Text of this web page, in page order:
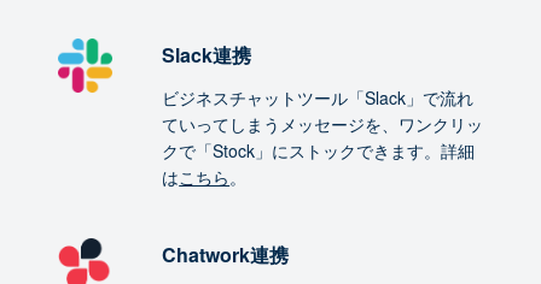
Slack連携
ビジネスチャットツール「Slack」で流れ
ていってしまうメッセージを、ワンクリッ
クで「Stock」にストックできます。詳細
はこちら。
Chatwork連携